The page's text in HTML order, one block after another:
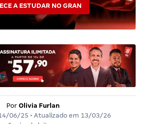
A ESTUDAR NO GRAN
Por Olivia Furlan
06/25 • Atualizado em 13/03/26